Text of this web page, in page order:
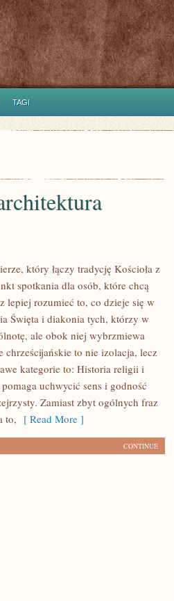
TAGI
który łączy tradycję Kościoła z
spotkania dla osób, które chcą
lepiej rozumieć to, co dzieje się w
Święta i diakonia tych, którzy w
ale obok niej wybrzmiewa
chrześcijańskie to nie izolacja, lecz
kategorie to: Historia religii i
uchwycić sens i godność
Zamiast zbyt ogólnych fraz
to, [ Read More ]
CONTINUE